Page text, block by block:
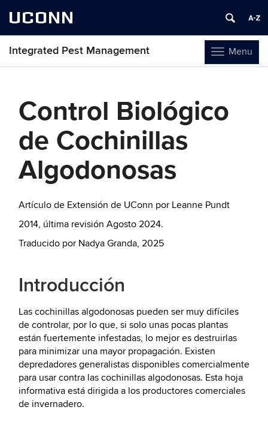
UCONN
Toggle
navigation
Menu
Integrated Pest Management
contentControl Biológico
de Cochinillas
Algodonosas
Artículo de Extensión de UConn por Leanne Pundt
2014, última revisión Agosto 2024.
Traducido por Nadya Granda, 2025
Introducción
Las cochinillas algodonosas pueden ser muy difíciles
de controlar, por lo que, si solo unas pocas plantas
están fuertemente infestadas, lo mejor es destruirlas
para minimizar una mayor propagación. Existen
depredadores generalistas disponibles comercialmente
para usar contra las cochinillas algodonosas. Esta hoja
informativa está dirigida a los productores comerciales
de invernadero.